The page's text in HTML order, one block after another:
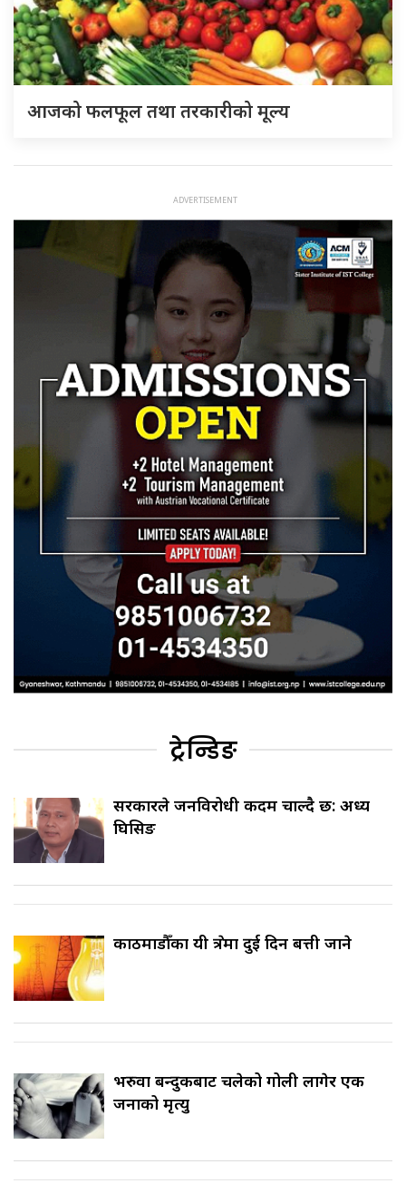
आजको फलफूल तथा तरकारीको मूल्य
ट्रेन्डिङ
सरकारले जनविरोधी कदम चाल्दै छ: अध्यक्ष
घिसिङ
काठमाडौँका यी क्षेत्रमा दुई दिन बत्ती जाने
भरुवा बन्दुकबाट चलेको गोली लागेर एक
जनाको मृत्यु